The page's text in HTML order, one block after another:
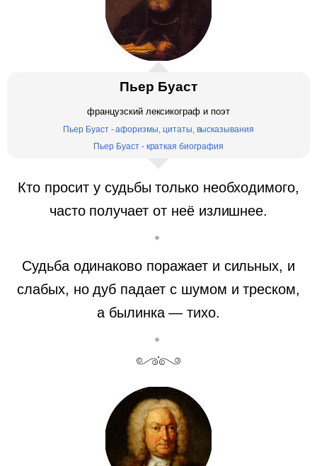
Пьер Буаст
французский лексикограф и поэт
Пьер Буаст - афоризмы, цитаты, высказывания
Пьер Буаст - краткая биография
Кто просит у судьбы только необходимого,
часто получает от неё излишнее.
Судьба одинаково поражает и сильных, и
слабых, но дуб падает с шумом и треском,
а былинка — тихо.